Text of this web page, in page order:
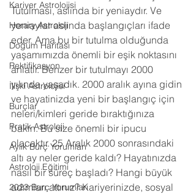
Kariyer Astrolojisi
Horary Astroloji
Doğum Haritası
Rektifikasyon
İlişki Astrolojisi
Burçlar
Pratik Astroloji
Aylık Burç Yorumları
Astroloji Eğitimi
2023 Burç Yorumları
Tutulması, aslında bir yeniaydır. Ve
yeniaylar aslında başlangıçları ifade
eder. Ama bu bir tutulma olduğunda
yaşamımızda önemli bir eşik noktasını
anlatır. Benzer bir tutulmayı 2000
yılında yaşadık. 2000 aralık ayına gidin
ve hayatinizda yeni bir başlangıç için
neleri/kimleri geride bıraktığınıza
bakın. Bu size önemli bir ipucu
olacaktır. 25 Aralık 2000 sonrasındaki
altı ay neler geride kaldı? Hayatınızda
nasıl bir süreç başladı? Hangi büyük
adımları attınız? Kariyerinizde, sosyal